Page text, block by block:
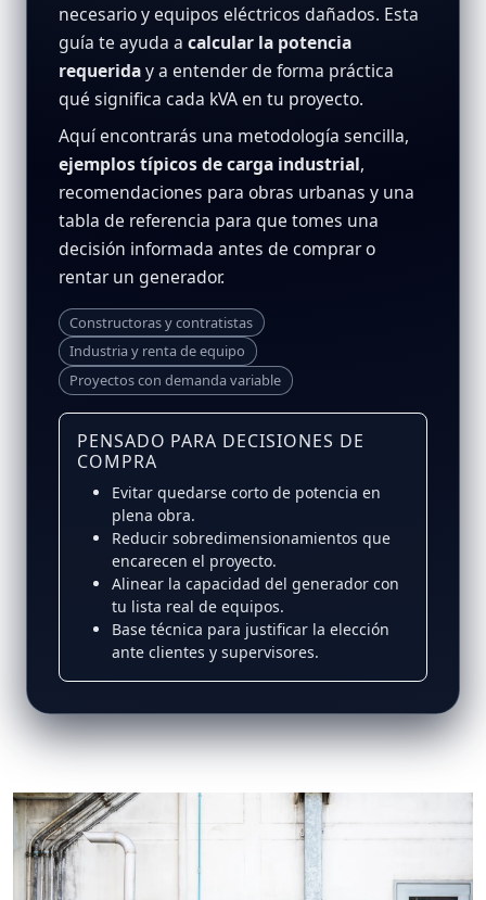
necesario y equipos eléctricos dañados. Esta
guía te ayuda a calcular la potencia
requeriday a entender de forma práctica
qué significa cada kVA en tu proyecto.
Aquí encontrarás una metodología sencilla,
ejemplos típicos de carga industrial,
recomendaciones para obras urbanas y una
tabla de referencia para que tomes una
decisión informada antes de comprar o
rentar un generador.
Constructoras y contratistas
Industria y renta de equipo
Proyectos con demanda variable
PENSADO PARA DECISIONES DE
COMPRA
Evitar quedarse corto de potencia en
plena obra.
Reducir sobredimensionamientos que
encarecen el proyecto.
Alinear la capacidad del generador con
tu lista real de equipos.
Base técnica para justificar la elección
ante clientes y supervisores.